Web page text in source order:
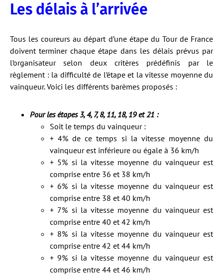
Les délais à l’arrivée
Tous les coureurs au départ d’une étape du Tour de France
doivent terminer chaque étape dans les délais prévus par
l’organisateur selon deux critères prédéfinis par le
règlement : la difficulté de l’étape et la vitesse moyenne du
vainqueur. Voici les différents barèmes proposés :
Pour les étapes 3, 4, 7, 8, 11, 18, 19 et 21 :
Soit le temps du vainqueur :
+ 4% de ce temps si la vitesse moyenne du
vainqueur est inférieure ou égale à 36 km/h
+ 5% si la vitesse moyenne du vainqueur est
comprise entre 36 et 38 km/h
+ 6% si la vitesse moyenne du vainqueur est
comprise entre 38 et 40 km/h
+ 7% si la vitesse moyenne du vainqueur est
comprise entre 40 et 42 km/h
+ 8% si la vitesse moyenne du vainqueur est
comprise entre 42 et 44 km/h
+ 9% si la vitesse moyenne du vainqueur est
comprise entre 44 et 46 km/h